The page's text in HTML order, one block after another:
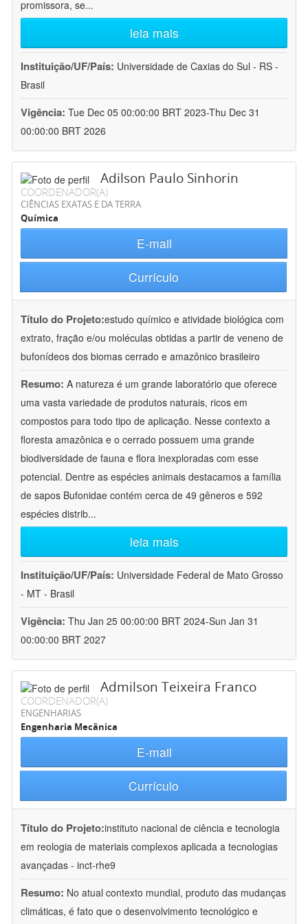
promissora, se...
leia mais
Instituição/UF/País: Universidade de Caxias do Sul - RS -
Brasil
Vigência: Tue Dec 05 00:00:00 BRT 2023-Thu Dec 31
00:00:00 BRT 2026
Adilson Paulo Sinhorin
COORDENADOR(A)
CIÊNCIAS EXATAS E DA TERRA
Química
E-mail
Currículo
Título do Projeto:estudo químico e atividade biológica com
extrato, fração e/ou moléculas obtidas a partir de veneno de
bufonídeos dos biomas cerrado e amazônico brasileiro
Resumo: A natureza é um grande laboratório que oferece
uma vasta variedade de produtos naturais, ricos em
compostos para todo tipo de aplicação. Nesse contexto a
floresta amazônica e o cerrado possuem uma grande
biodiversidade de fauna e flora inexploradas com esse
potencial. Dentre as espécies animais destacamos a família
de sapos Bufonidae contém cerca de 49 gêneros e 592
espécies distrib...
leia mais
Instituição/UF/País: Universidade Federal de Mato Grosso
- MT - Brasil
Vigência: Thu Jan 25 00:00:00 BRT 2024-Sun Jan 31
00:00:00 BRT 2027
Admilson Teixeira Franco
COORDENADOR(A)
ENGENHARIAS
Engenharia Mecânica
E-mail
Currículo
Título do Projeto:instituto nacional de ciência e tecnologia
em reologia de materiais complexos aplicada a tecnologias
avançadas - inct-rhe9
Resumo: No atual contexto mundial, produto das mudanças
climáticas, é fato que o desenvolvimento tecnológico e